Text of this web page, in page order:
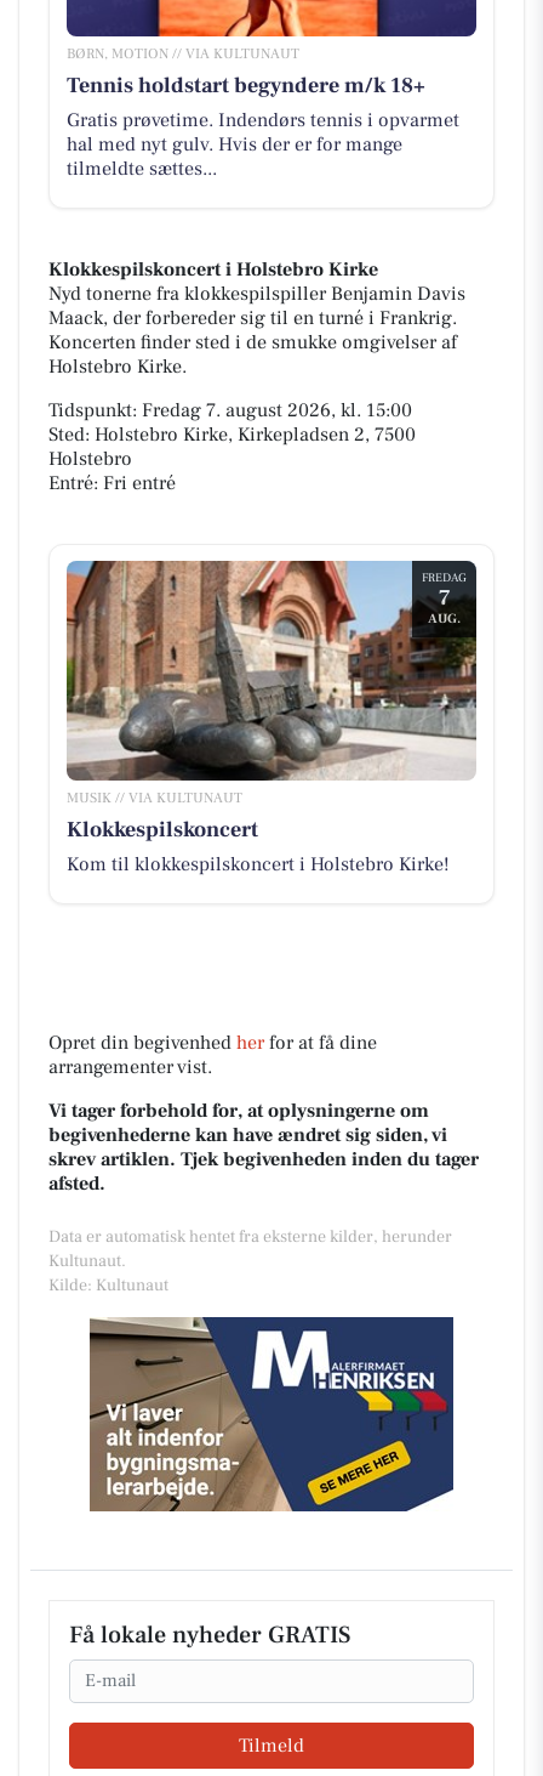
BØRN, MOTION // VIA KULTUNAUT
Tennis holdstart begyndere m/k 18+
Gratis prøvetime. Indendørs tennis i opvarmet
hal med nyt gulv. Hvis der er for mange
tilmeldte sættes...
Klokkespilskoncert i Holstebro Kirke
Nyd tonerne fra klokkespilspiller Benjamin Davis
Maack, der forbereder sig til en turné i Frankrig.
Koncerten finder sted i de smukke omgivelser af
Holstebro Kirke.
Tidspunkt: Fredag 7. august 2026, kl. 15:00
Sted: Holstebro Kirke, Kirkepladsen 2, 7500
Holstebro
Entré: Fri entré
FREDAG
7
AUG.
MUSIK // VIA KULTUNAUT
Klokkespilskoncert
Kom til klokkespilskoncert i Holstebro Kirke!
Opret din begivenhed herfor at få dine
arrangementer vist.
Vi tager forbehold for, at oplysningerne om
begivenhederne kan have ændret sig siden, vi
skrev artiklen. Tjek begivenheden inden du tager
afsted.
Data er automatisk hentet fra eksterne kilder, herunder
Kultunaut.
Kilde: Kultunaut
Få lokale nyheder GRATIS
Email
Tilmeld